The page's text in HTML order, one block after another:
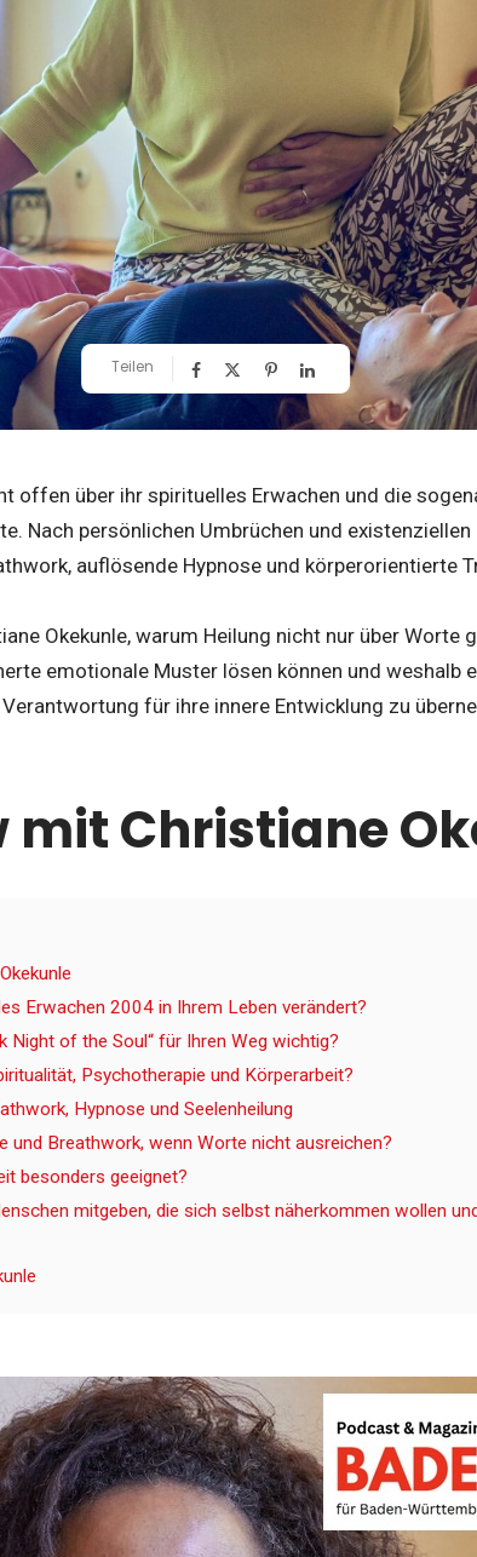
Teilen
offen über ihr spirituelles Erwachen und die
Nach persönlichen Umbrüchen und
auflösende Hypnose und körperorientierte
Okekunle, warum Heilung nicht nur über Worte
emotionale Muster lösen können und weshalb
für ihre innere Entwicklung zu
mit Christiane
Erwachen 2004 in Ihrem Leben verändert?
Night of the Soul“ für Ihren Weg wichtig?
Psychotherapie und Körperarbeit?
Hypnose und Seelenheilung
und Breathwork, wenn Worte nicht ausreichen?
besonders geeignet?
mitgeben, die sich selbst näherkommen wollen